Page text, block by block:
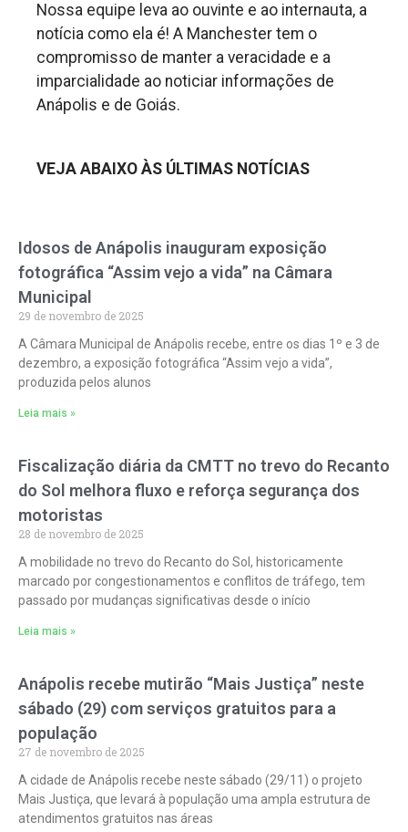
Nossa equipe leva ao ouvinte e ao internauta, a
notícia como ela é! A Manchester tem o
compromisso de manter a veracidade e a
imparcialidade ao noticiar informações de
Anápolis e de Goiás.
VEJA ABAIXO ÀS ÚLTIMAS NOTÍCIAS
Idosos de Anápolis inauguram exposição
fotográfica “Assim vejo a vida” na Câmara
Municipal
29 de novembro de 2025
A Câmara Municipal de Anápolis recebe, entre os dias 1º e 3 de
dezembro, a exposição fotográfica “Assim vejo a vida”,
produzida pelos alunos
Leia mais »
Fiscalização diária da CMTT no trevo do Recanto
do Sol melhora fluxo e reforça segurança dos
motoristas
28 de novembro de 2025
A mobilidade no trevo do Recanto do Sol, historicamente
marcado por congestionamentos e conflitos de tráfego, tem
passado por mudanças significativas desde o início
Leia mais »
Anápolis recebe mutirão “Mais Justiça” neste
sábado (29) com serviços gratuitos para a
população
27 de novembro de 2025
A cidade de Anápolis recebe neste sábado (29/11) o projeto
Mais Justiça, que levará à população uma ampla estrutura de
atendimentos gratuitos nas áreas